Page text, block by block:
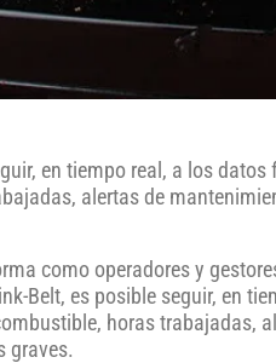
en tiempo real, a los
alertas de
como operadores y
Belt, es posible seguir, en
horas trabajadas,
graves.